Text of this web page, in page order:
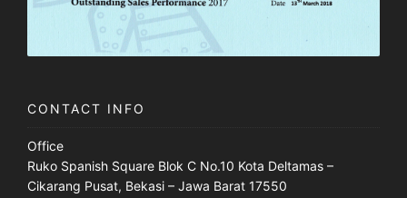
CONTACT INFO
Office
Ruko Spanish Square Blok C No.10 Kota Deltamas –
Cikarang Pusat, Bekasi – Jawa Barat 17550